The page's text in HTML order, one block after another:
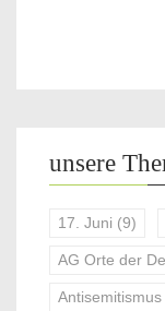
unsere
17. Juni (9)
AG Orte der
Antisemitismus